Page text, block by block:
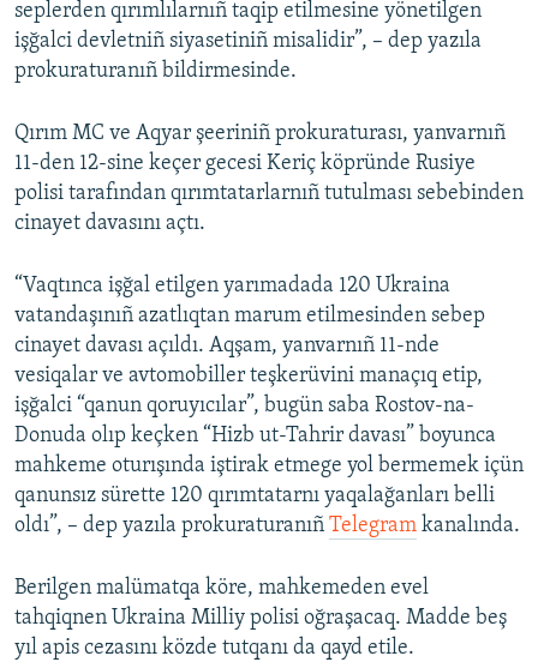
seplerden qırımlılarnıñ taqip etilmesine yönetilgen
işğalci devletniñ siyasetiniñ misalidir”, – dep yazıla
prokuraturanıñ bildirmesinde.
Qırım MC ve Aqyar şeeriniñ prokuraturası, yanvarnıñ
11-den 12-sine keçer gecesi Keriç köpründe Rusiye
polisi tarafından qırımtatarlarnıñ tutulması sebebinden
cinayet davasını açtı.
“Vaqtınca işğal etilgen yarımadada 120 Ukraina
vatandaşınıñ azatlıqtan marum etilmesinden sebep
cinayet davası açıldı. Aqşam, yanvarnıñ 11-nde
vesiqalar ve avtomobiller teşkerüvini manaçıq etip,
işğalci “qanun qoruyıcılar”, bugün saba Rostov-na-
Donuda olıp keçken “Hizb ut-Tahrir davası” boyunca
mahkeme oturışında iştirak etmege yol bermemek içün
qanunsız sürette 120 qırımtatarnı yaqalağanları belli
oldı”, – dep yazıla prokuraturanıñ Telegram kanalında.
Berilgen malümatqa köre, mahkemeden evel
tahqiqnen Ukraina Milliy polisi oğraşacaq. Madde beş
yıl apis cezasını közde tutqanı da qayd etile.